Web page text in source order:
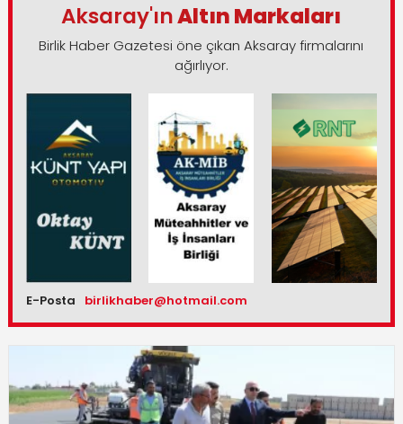
Aksaray'ınAltın Markaları
Birlik Haber Gazetesi öne çıkan Aksaray firmalarını
ağırlıyor.
E-Posta birlikhaber@hotmail.com